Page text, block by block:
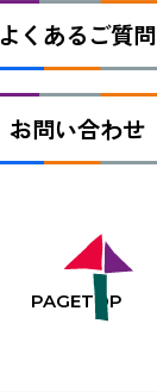
よくあるご質問
お問い合わせ
PAGETOP